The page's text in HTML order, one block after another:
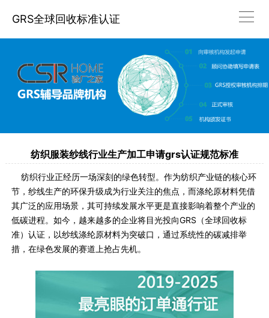
GRS全球回收标准认证
纺织服装纱线行业生产加工申请grs认证规范标准
纺织行业正经历一场深刻的绿色转型。作为纺织产业链的核心环
节，纱线生产的环保升级成为行业关注的焦点，而涤纶原材料凭借
其广泛的应用场景，其可持续发展水平更是直接影响着整个产业的
低碳进程。如今，越来越多的企业将目光投向GRS（全球回收标
准）认证，以纱线涤纶原材料为突破口，通过系统性的碳减排举
措，在绿色发展的赛道上抢占先机。